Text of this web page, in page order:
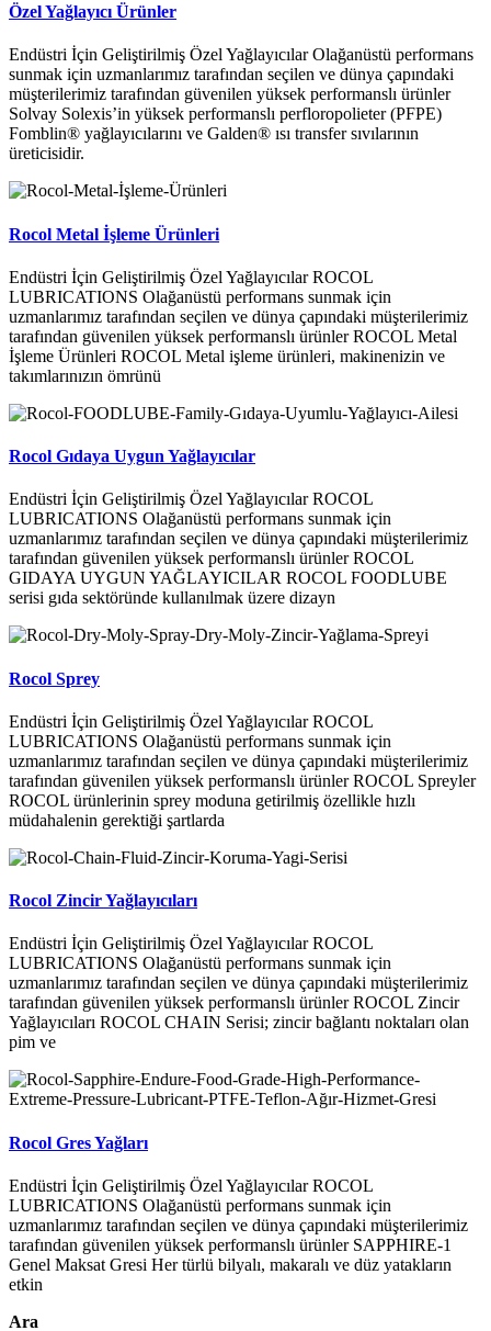
Özel Yağlayıcı Ürünler
Endüstri İçin Geliştirilmiş Özel Yağlayıcılar Olağanüstü performans
sunmak için uzmanlarımız tarafından seçilen ve dünya çapındaki
müşterilerimiz tarafından güvenilen yüksek performanslı ürünler
Solvay Solexis’in yüksek performanslı perfloropolieter (PFPE)
Fomblin® yağlayıcılarını ve Galden® ısı transfer sıvılarının
üreticisidir.
Rocol Metal İşleme Ürünleri
Endüstri İçin Geliştirilmiş Özel Yağlayıcılar ROCOL
LUBRICATIONS Olağanüstü performans sunmak için
uzmanlarımız tarafından seçilen ve dünya çapındaki müşterilerimiz
tarafından güvenilen yüksek performanslı ürünler ROCOL Metal
İşleme Ürünleri ROCOL Metal işleme ürünleri, makinenizin ve
takımlarınızın ömrünü
Rocol Gıdaya Uygun Yağlayıcılar
Endüstri İçin Geliştirilmiş Özel Yağlayıcılar ROCOL
LUBRICATIONS Olağanüstü performans sunmak için
uzmanlarımız tarafından seçilen ve dünya çapındaki müşterilerimiz
tarafından güvenilen yüksek performanslı ürünler ROCOL
GIDAYA UYGUN YAĞLAYICILAR ROCOL FOODLUBE
serisi gıda sektöründe kullanılmak üzere dizayn
Rocol Sprey
Endüstri İçin Geliştirilmiş Özel Yağlayıcılar ROCOL
LUBRICATIONS Olağanüstü performans sunmak için
uzmanlarımız tarafından seçilen ve dünya çapındaki müşterilerimiz
tarafından güvenilen yüksek performanslı ürünler ROCOL Spreyler
ROCOL ürünlerinin sprey moduna getirilmiş özellikle hızlı
müdahalenin gerektiği şartlarda
Rocol Zincir Yağlayıcıları
Endüstri İçin Geliştirilmiş Özel Yağlayıcılar ROCOL
LUBRICATIONS Olağanüstü performans sunmak için
uzmanlarımız tarafından seçilen ve dünya çapındaki müşterilerimiz
tarafından güvenilen yüksek performanslı ürünler ROCOL Zincir
Yağlayıcıları ROCOL CHAIN Serisi; zincir bağlantı noktaları olan
pim ve
Rocol Gres Yağları
Endüstri İçin Geliştirilmiş Özel Yağlayıcılar ROCOL
LUBRICATIONS Olağanüstü performans sunmak için
uzmanlarımız tarafından seçilen ve dünya çapındaki müşterilerimiz
tarafından güvenilen yüksek performanslı ürünler SAPPHIRE-1
Genel Maksat Gresi Her türlü bilyalı, makaralı ve düz yatakların
etkin
Ara